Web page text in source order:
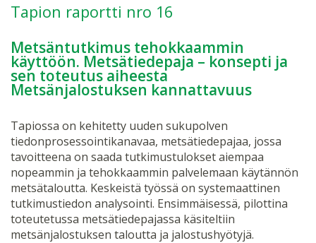
Tapion raportti nro 16
Metsäntutkimus tehokkaammin
käyttöön. Metsätiedepaja – konsepti ja
sen toteutus aiheesta
Metsänjalostuksen kannattavuus
Tapiossa on kehitetty uuden sukupolven
tiedonprosessointikanavaa, metsätiedepajaa, jossa
tavoitteena on saada tutkimustulokset aiempaa
nopeammin ja tehokkaammin palvelemaan käytännön
metsätaloutta. Keskeistä työssä on systemaattinen
tutkimustiedon analysointi. Ensimmäisessä, pilottina
toteutetussa metsätiedepajassa käsiteltiin
metsänjalostuksen taloutta ja jalostushyötyjä.